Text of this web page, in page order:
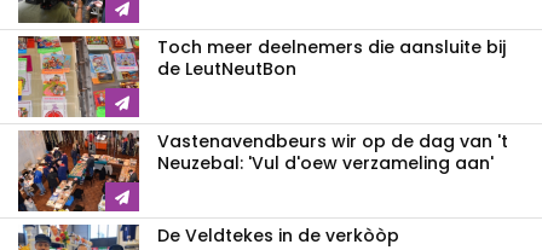
Toch meer deelnemers die aansluite bij
de LeutNeutBon
Vastenavendbeurs wir op de dag van 't
Neuzebal: 'Vul d'oew verzameling aan'
De Veldtekes in de verkòòp